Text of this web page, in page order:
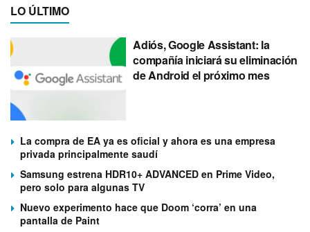
LO ÚLTIMO
Adiós, Google Assistant: la
compañía iniciará su eliminación
de Android el próximo mes
La compra de EA ya es oficial y ahora es una empresa
privada principalmente saudí
Samsung estrena HDR10+ ADVANCED en Prime Video,
pero solo para algunas TV
Nuevo experimento hace que Doom ‘corra’ en una
pantalla de Paint